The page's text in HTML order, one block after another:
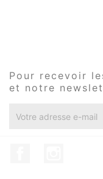
Pour recevoir
et notre